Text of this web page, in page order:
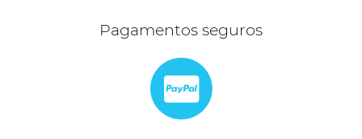
Pagamentos seguros